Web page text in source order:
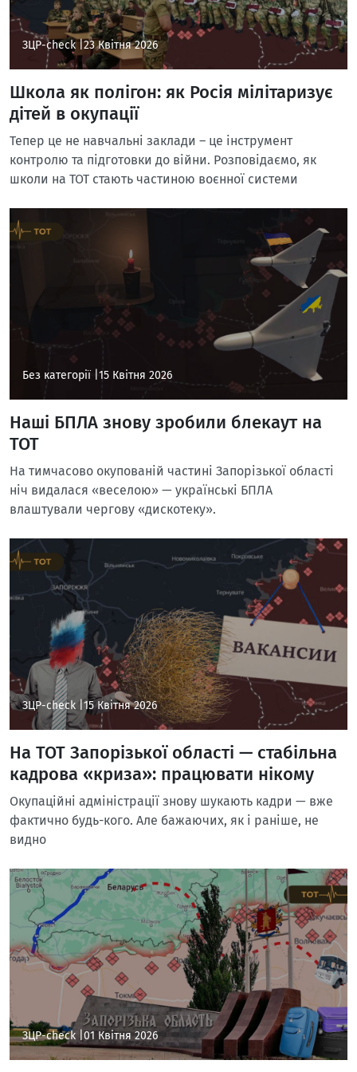
ЗЦР-check | 23 Квітня 2026
Школа як полігон: як Росія мілітаризує
дітей в окупації
Тепер це не навчальні заклади – це інструмент
контролю та підготовки до війни. Розповідаємо, як
школи на ТОТ стають частиною воєнної системи
Без категорії | 15 Квітня 2026
Наші БПЛА знову зробили блекаут на
ТОТ
На тимчасово окупованій частині Запорізької області
ніч видалася «веселою» — українські БПЛА
влаштували чергову «дискотеку».
ЗЦР-check | 15 Квітня 2026
На ТОТ Запорізької області — стабільна
кадрова «криза»: працювати нікому
Окупаційні адміністрації знову шукають кадри — вже
фактично будь-кого. Але бажаючих, як і раніше, не
видно
ЗЦР-check | 01 Квітня 2026